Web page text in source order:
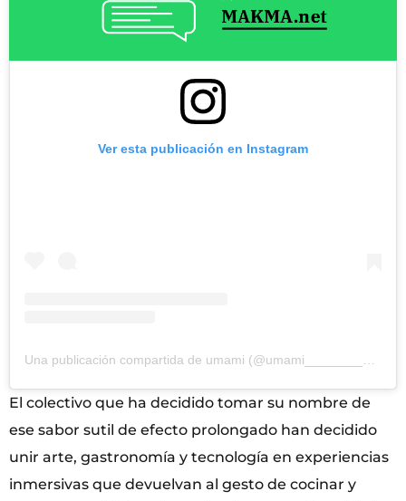
Ver esta publicación en Instagram
El colectivo que ha decidido tomar su nombre de
ese sabor sutil de efecto prolongado han decidido
unir arte, gastronomía y tecnología en experiencias
inmersivas que devuelvan al gesto de cocinar y